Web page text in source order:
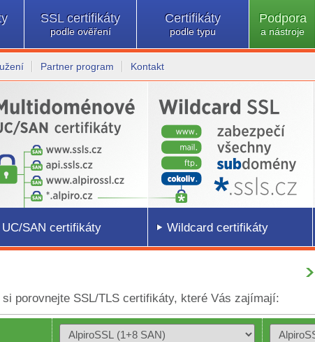
SSL certifikáty
podle ověření
Certifikáty
podle typu
Podpora
a nástroje
Partner program Kontakt
UC/SAN certifikáty Wildcard certifikáty
porovnejte SSL/TLS certifikáty, které Vás zajímají: